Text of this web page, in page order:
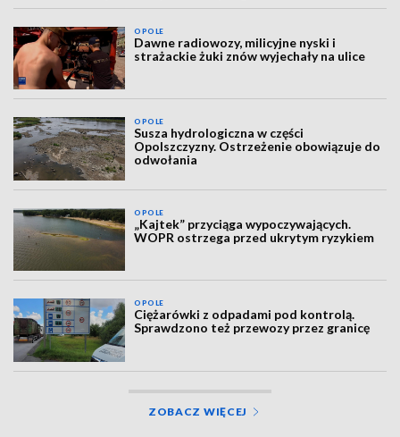
OPOLE
Dawne radiowozy, milicyjne nyski i
strażackie żuki znów wyjechały na ulice
OPOLE
Susza hydrologiczna w części
Opolszczyzny. Ostrzeżenie obowiązuje do
odwołania
OPOLE
„Kajtek” przyciąga wypoczywających.
WOPR ostrzega przed ukrytym ryzykiem
OPOLE
Ciężarówki z odpadami pod kontrolą.
Sprawdzono też przewozy przez granicę
ZOBACZ WIĘCEJ